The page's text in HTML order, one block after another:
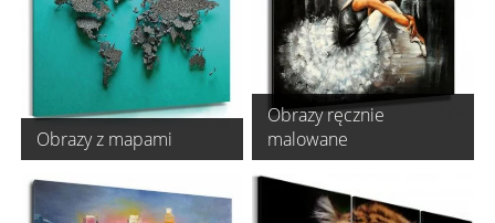
Obrazy z mapami
Obrazy ręcznie
malowane